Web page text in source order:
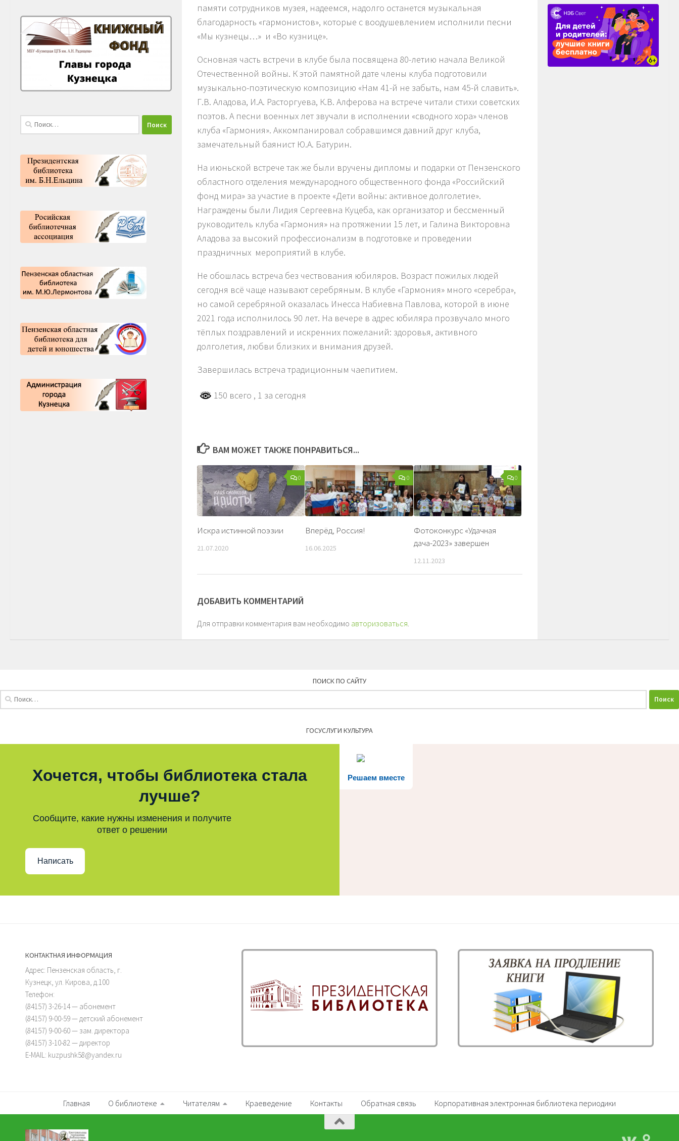
памяти сотрудников музея, надеемся, надолго останется музыкальная
благодарность «гармонистов», которые с воодушевлением исполнили песни
«Мы кузнецы…» и «Во кузнице».
Основная часть встречи в клубе была посвящена 80-летию начала Великой
Отечественной войны. К этой памятной дате члены клуба подготовили
музыкально-поэтическую композицию «Нам 41-й не забыть, нам 45-й славить».
Г.В. Аладова, И.А. Расторгуева, К.В. Алферова на встрече читали стихи советских
поэтов. А песни военных лет звучали в исполнении «сводного хора» членов
клуба «Гармония». Аккомпанировал собравшимся давний друг клуба,
замечательный баянист Ю.А. Батурин.
На июньской встрече так же были вручены дипломы и подарки от Пензенского
областного отделения международного общественного фонда «Российский
фонд мира» за участие в проекте «Дети войны: активное долголетие».
Награждены были Лидия Сергеевна Куцеба, как организатор и бессменный
руководитель клуба «Гармония» на протяжении 15 лет, и Галина Викторовна
Аладова за высокий профессионализм в подготовке и проведении
праздничных мероприятий в клубе.
Не обошлась встреча без чествования юбиляров. Возраст пожилых людей
сегодня всё чаще называют серебряным. В клубе «Гармония» много «серебра»,
но самой серебряной оказалась Инесса Набиевна Павлова, которой в июне
2021 года исполнилось 90 лет. На вечере в адрес юбиляра прозвучало много
тёплых поздравлений и искренних пожеланий: здоровья, активного
долголетия, любви близких и внимания друзей.
Завершилась встреча традиционным чаепитием.
150 всего , 1 за сегодня
ВАМ МОЖЕТ ТАКЖЕ ПОНРАВИТЬСЯ...
0
Искра истинной поэзии
21.07.2020
0
Вперёд, Россия!
16.06.2025
0
Фотоконкурс «Удачная
дача-2023» завершен
12.11.2023
ДОБАВИТЬ КОММЕНТАРИЙ
Для отправки комментария вам необходимо авторизоваться
Найти:
ПОИСК ПО САЙТУ
ГОСУСЛУГИ КУЛЬТУРА
Решаем вместе
Хочется, чтобы библиотека стала
лучше?
Сообщите, какие нужны изменения и получите
ответ о решении
Написать
КОНТАКТНАЯ ИНФОРМАЦИЯ
Адрес: Пензенская область, г.
Кузнецк, ул. Кирова, д.100
Телефон:
(84157) 3-26-14 — абонемент
(84157) 9-00-59 — детский абонемент
(84157) 9-00-60 — зам. директора
(84157) 3-10-82 — директор
E-MAIL: kuzpushk58@yandex.ru
Главная О библиотеке Читателям Краеведение Контакты Обратная связь Корпоративная электронная библиотека периодики